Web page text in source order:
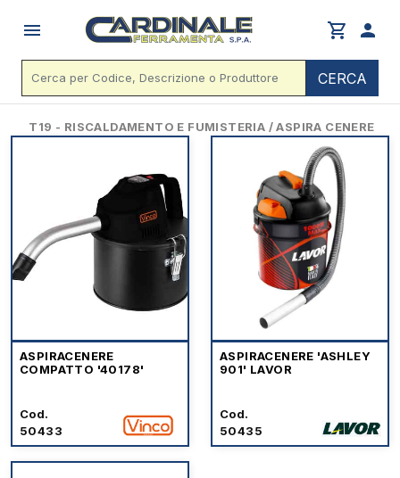
menu shopping_cart person
CERCA
T19 - RISCALDAMENTO E FUMISTERIA / ASPIRA CENERE
ASPIRACENERE
COMPATTO '40178'
Cod.
50433
ASPIRACENERE 'ASHLEY
901' LAVOR
Cod.
50435